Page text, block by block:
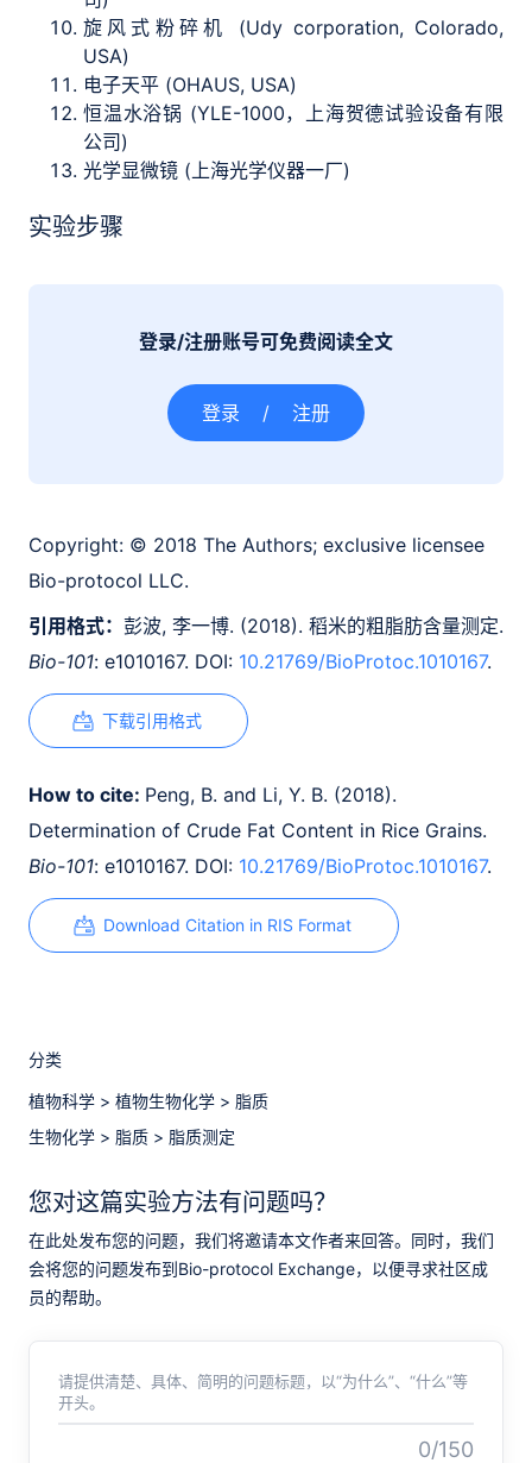
旋风式粉碎机 (Udy corporation, Colorado,
USA)
电子天平 (OHAUS, USA)
恒温水浴锅 (YLE-1000，上海贺德试验设备有限
公司)
光学显微镜 (上海光学仪器一厂)
实验步骤
登录/注册账号可免费阅读全文
登录 / 注册
Copyright: © 2018 The Authors; exclusive licensee
Bio-protocol LLC.
引用格式： 彭波, 李一博. (2018). 稻米的粗脂肪含量测定.
Bio-101: e1010167. DOI: 10.21769/BioProtoc.1010167.
下载引用格式
How to cite: Peng, B. and Li, Y. B. (2018).
Determination of Crude Fat Content in Rice Grains.
Bio-101: e1010167. DOI: 10.21769/BioProtoc.1010167.
Download Citation in RIS Format
分类
植物科学 > 植物生物化学 > 脂质
生物化学 > 脂质 > 脂质测定
您对这篇实验方法有问题吗？
在此处发布您的问题，我们将邀请本文作者来回答。同时，我们
会将您的问题发布到Bio-protocol Exchange，以便寻求社区成
员的帮助。
请提供清楚、具体、简明的问题标题，以“为什么”、“什么”等
开头。
0/150